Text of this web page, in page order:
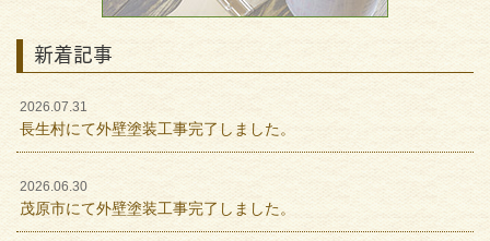
新着記事
2026.07.31
長生村にて外壁塗装工事完了しました。
2026.06.30
茂原市にて外壁塗装工事完了しました。